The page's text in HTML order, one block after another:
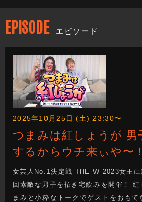
EPISODE エピソード
2025年10月25日 (土) 23:30〜
つまみは紅しょうが 男
するからウチ来ぃや
女芸人No.1決定戦 THE W 2023女王
回素敵な男子を招き宅飲みを開催！
まみと小粋なトークでゲストをおも